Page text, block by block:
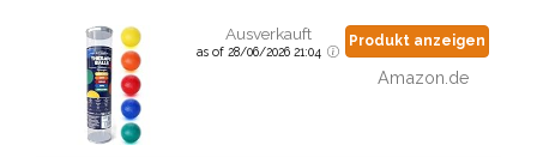
Ausverkauft
as of 28/06/2026 21:04
Produkt anzeigen
Amazon.de